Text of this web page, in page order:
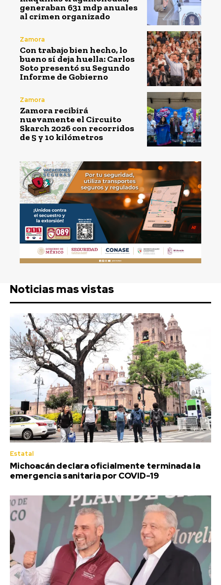
generaban 631 mdp anuales
al crimen organizado
Zamora
Con trabajo bien hecho, lo
bueno sí deja huella: Carlos
Soto presentó su Segundo
Informe de Gobierno
Zamora
Zamora recibirá
nuevamente el Circuito
Skarch 2026 con recorridos
de 5 y 10 kilómetros
Noticias mas vistas
Estatal
Michoacán declara oficialmente terminada la
emergencia sanitaria por COVID-19